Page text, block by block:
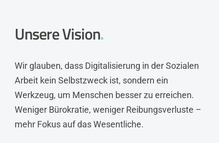
Unsere Vision.
Wir glauben, dass Digitalisierung in der Sozialen
Arbeit kein Selbstzweck ist, sondern ein
Werkzeug, um Menschen besser zu erreichen.
Weniger Bürokratie, weniger Reibungsverluste –
mehr Fokus auf das Wesentliche.